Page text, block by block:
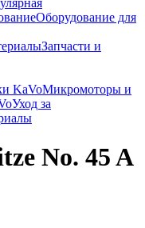
Оборудование для
Запчасти и
KaVoМикромоторы и
Уход за
No. 45 A